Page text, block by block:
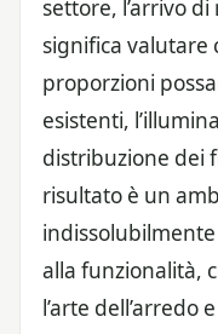
settore, l’arrivo
significa valutare
proporzioni
esistenti,
distribuzione dei
risultato è un
alla funzionalità,
l’arte dell’arredo